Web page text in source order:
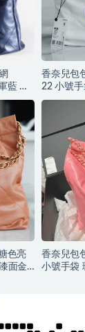
藍 小
香奈兒包
22 小號
金色金屬
色亮
面金
香奈兒包
小號手袋